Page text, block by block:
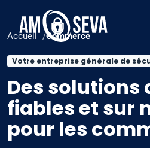
Accueil Commerce
Votre entreprise générale de
Des solutions
fiables et sur
pour les